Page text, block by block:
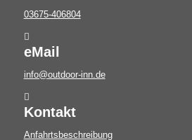
03675-406804
eMail
info@outdoor-inn.de
Kontakt
Anfahrtsbeschreibung